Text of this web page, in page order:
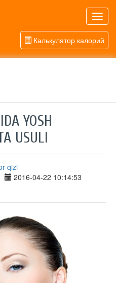
Калькулятор калорий
YOSH
USULI
qizi
2016-04-22 10:14:53